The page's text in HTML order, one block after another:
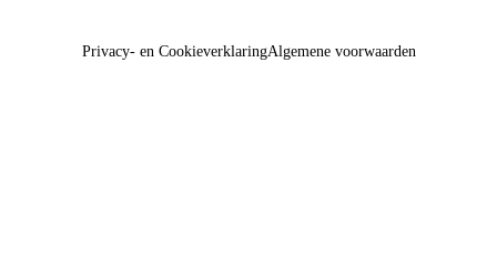
Privacy- en CookieverklaringAlgemene voorwaarden